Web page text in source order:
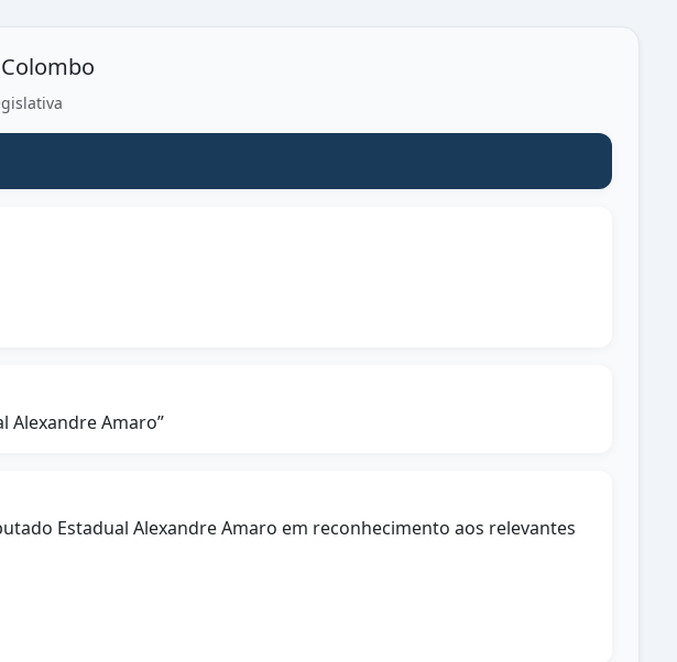
Alexandre Amaro”
Estadual Alexandre Amaro em reconhecimento aos relevantes